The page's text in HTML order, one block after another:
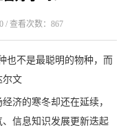
/ 查看次数：867
不是最聪明的物种，而
尔文
济的寒冬却还在延续，
信息知识发展更新迭起